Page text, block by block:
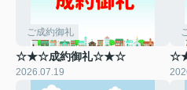
ご成約御礼
☆★☆成約御礼☆★☆
2026.07.19